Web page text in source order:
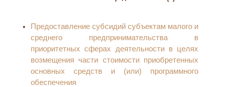
Предоставление субсидий субъектам малого и
среднего предпринимательства в
приоритетных сферах деятельности в целях
возмещения части стоимости приобретенных
основных средств и (или) программного
обеспечения